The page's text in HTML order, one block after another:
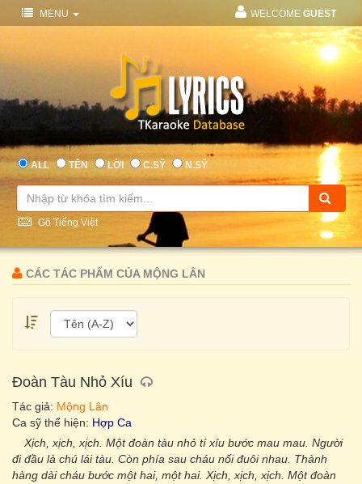
MENU WELCOME GUEST
ALL TÊN LỜI C.SỸ N.SỸ
Gõ Tiếng Việt
CÁC TÁC PHẨM CỦA MỘNG LÂN
Đoàn Tàu Nhỏ Xíu
Tác giả: Mộng Lân
Ca sỹ thể hiện: Hợp Ca
Xịch, xịch, xịch. Một đoàn tàu nhỏ tí xíu bước mau mau. Người
đi đầu là chú lái tàu. Còn phía sau cháu nối đuôi nhau. Thành
hàng dài cháu bước một hai, một hai. Xịch, xịch, xịch. Một đoàn